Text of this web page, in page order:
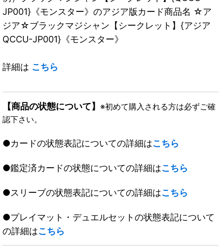
JP001}《モンスター》のアジア版カード商品名 ☆ア
ジア☆ブラックマジシャン【シークレット】{アジア
QCCU-JP001}《モンスター》
詳細は こちら
【商品の状態について】 ※初めて購入される方は必ずご確
認下さい。
●カードの状態表記についての詳細はこちら
●鑑定済カードの状態についての詳細はこちら
●スリーブの状態表記についての詳細はこちら
●プレイマット・デュエルセットの状態表記について
の詳細はこちら